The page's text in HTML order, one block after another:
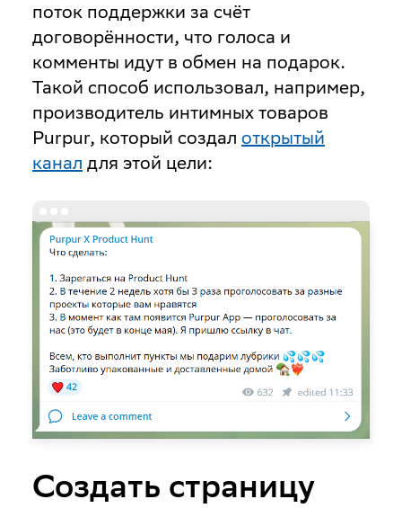
поток поддержки за счёт
договорённости, что голоса и
комменты идут в обмен на подарок.
Такой способ использовал, например,
производитель интимных товаров
Purpur, который создал открытый
канал для этой цели:
Создать страницу